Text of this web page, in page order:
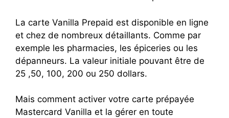
La carte Vanilla Prepaid est disponible en ligne
et chez de nombreux détaillants. Comme par
exemple les pharmacies, les épiceries ou les
dépanneurs. La valeur initiale pouvant être de
25 ,50, 100, 200 ou 250 dollars.
Mais comment activer votre carte prépayée
Mastercard Vanilla et la gérer en toute